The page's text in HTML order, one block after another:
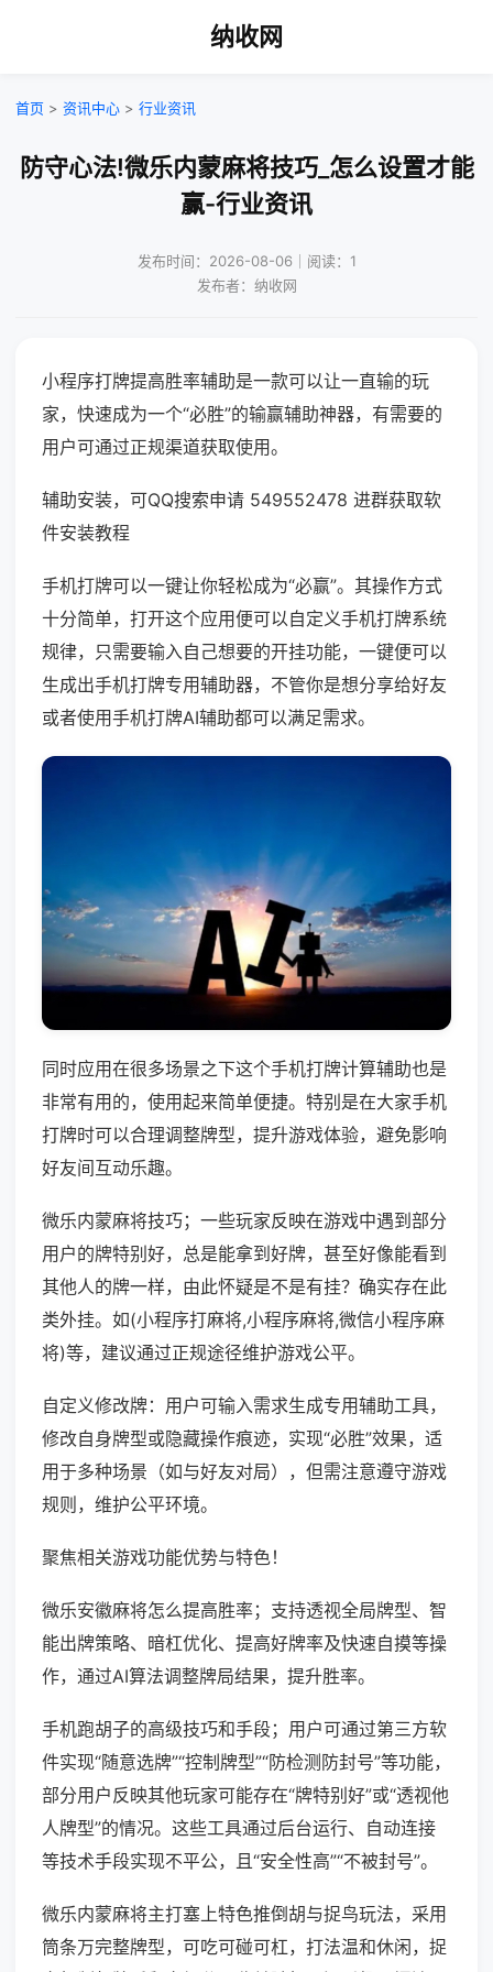
纳收网
首页 > 资讯中心 > 行业资讯
防守心法!微乐内蒙麻将技巧_怎么设置才能
赢-行业资讯
发布时间：2026-08-06｜阅读：1
发布者：纳收网
小程序打牌提高胜率辅助是一款可以让一直输的玩
家，快速成为一个“必胜”的输赢辅助神器，有需要的
用户可通过正规渠道获取使用。
辅助安装，可QQ搜索申请 549552478 进群获取软
件安装教程
手机打牌可以一键让你轻松成为“必赢”。其操作方式
十分简单，打开这个应用便可以自定义手机打牌系统
规律，只需要输入自己想要的开挂功能，一键便可以
生成出手机打牌专用辅助器，不管你是想分享给好友
或者使用手机打牌AI辅助都可以满足需求。
同时应用在很多场景之下这个手机打牌计算辅助也是
非常有用的，使用起来简单便捷。特别是在大家手机
打牌时可以合理调整牌型，提升游戏体验，避免影响
好友间互动乐趣。
微乐内蒙麻将技巧；一些玩家反映在游戏中遇到部分
用户的牌特别好，总是能拿到好牌，甚至好像能看到
其他人的牌一样，由此怀疑是不是有挂？确实存在此
类外挂。如(小程序打麻将,小程序麻将,微信小程序麻
将)等，建议通过正规途径维护游戏公平。
自定义修改牌：用户可输入需求生成专用辅助工具，
修改自身牌型或隐藏操作痕迹，实现“必胜”效果，适
用于多种场景（如与好友对局），但需注意遵守游戏
规则，维护公平环境。
聚焦相关游戏功能优势与特色！
微乐安徽麻将怎么提高胜率；支持透视全局牌型、智
能出牌策略、暗杠优化、提高好牌率及快速自摸等操
作，通过AI算法调整牌局结果，提升胜率。
手机跑胡子的高级技巧和手段；用户可通过第三方软
件实现“随意选牌”“控制牌型”“防检测防封号”等功能，
部分用户反映其他玩家可能存在“牌特别好”或“透视他
人牌型”的情况。这些工具通过后台运行、自动连接
等技术手段实现不平公，且“安全性高”“不被封号”。
微乐内蒙麻将主打塞上特色推倒胡与捉鸟玩法，采用
筒条万完整牌型，可吃可碰可杠，打法温和休闲，捉